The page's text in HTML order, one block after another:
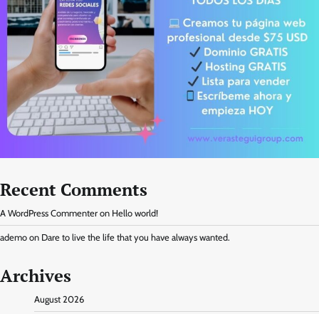
Recent Comments
A WordPress Commenter on Hello world!
ademo on Dare to live the life that you have always wanted.
Archives
August 2026